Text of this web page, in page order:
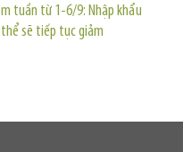
tuần từ 1-6/9: Nhập khẩu
sẽ tiếp tục giảm